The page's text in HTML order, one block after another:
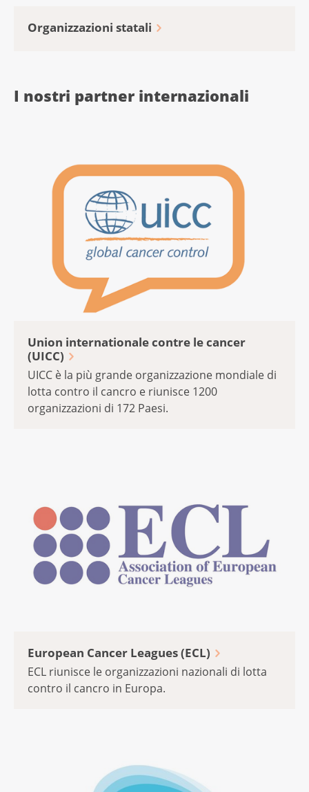
Organizzazioni statali
I nostri partner internazionali
Union internationale contre le cancer
(UICC)
UICC è la più grande organizzazione mondiale di
lotta contro il cancro e riunisce 1200
organizzazioni di 172 Paesi.
European Cancer Leagues (ECL)
ECL riunisce le organizzazioni nazionali di lotta
contro il cancro in Europa.